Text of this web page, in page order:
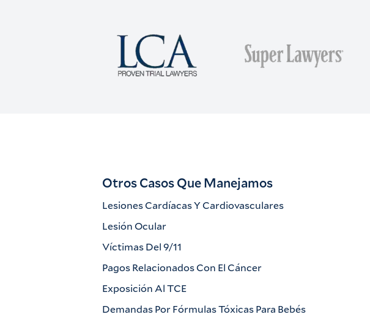
Otros Casos Que Manejamos
Lesiones Cardíacas Y Cardiovasculares
Lesión Ocular
Víctimas Del 9/11
Pagos Relacionados Con El Cáncer
Exposición Al TCE
Demandas Por Fórmulas Tóxicas Para Bebés